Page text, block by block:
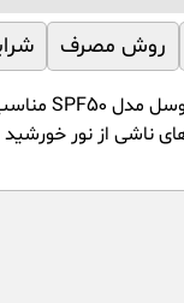
روش مصرف
ناشی از نور